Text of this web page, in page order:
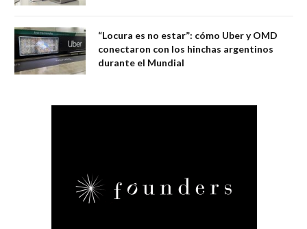
“Locura es no estar”: cómo Uber y OMD
conectaron con los hinchas argentinos
durante el Mundial